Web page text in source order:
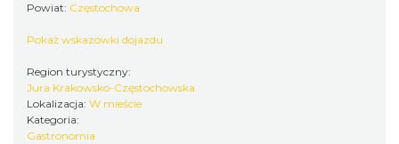
Powiat: Częstochowa
Pokaż wskazówki dojazdu
Region turystyczny:
Jura Krakowsko-Częstochowska
Lokalizacja: W mieście
Kategoria:
Gastronomia